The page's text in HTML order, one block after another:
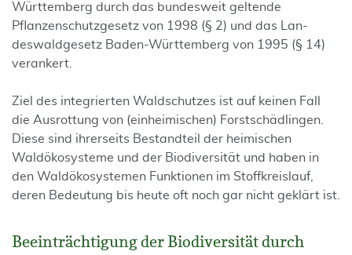
Würt­temberg durch das bundesweit geltende
Pflanzenschutzgesetz von 1998 (§ 2) und das Lan­
deswaldgesetz Baden-Württemberg von 1995 (§ 14)
verankert.
Ziel des integrierten Waldschutzes ist auf keinen Fall
die Ausrottung von (einheimi­schen) Forstschäd­lingen.
Diese sind ihrerseits Bestandteil der heimischen
Waldökosysteme und der Biodiversität und haben in
den Waldökosystemen Funktionen im Stoffkreislauf,
deren Bedeutung bis heute oft noch gar nicht geklärt ist.
Beeinträchtigung der Biodiversität durch